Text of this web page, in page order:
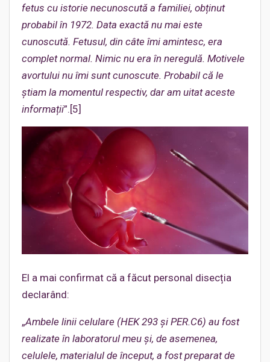
fetus cu istorie necunoscută a familiei, obținut
probabil în 1972. Data exactă nu mai este
cunoscută. Fetusul, din câte îmi amintesc, era
complet normal. Nimic nu era în neregulă. Motivele
avortului nu îmi sunt cunoscute. Probabil că le
știam la momentul respectiv, dar am uitat aceste
informații”.[5]
El a mai confirmat că a făcut personal disecția
declarând:
„Ambele linii celulare (HEK 293 și PER.C6) au fost
realizate în laboratorul meu și, de asemenea,
celulele, materialul de început, a fost preparat de